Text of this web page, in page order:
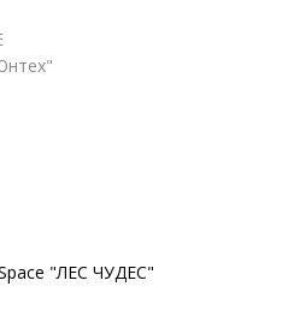
"ЛЕС ЧУДЕС"